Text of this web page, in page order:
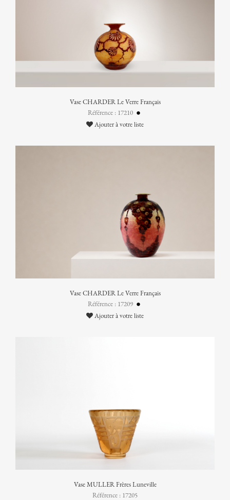
Vase CHARDER Le Verre Français
Référence : 17210
Ajouter à votre liste
Vase CHARDER Le Verre Français
Référence : 17209
Ajouter à votre liste
Vase MULLER Frères Luneville
Référence : 17205